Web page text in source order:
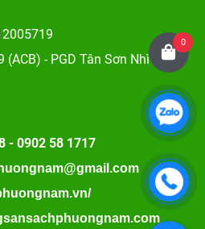
- PGD Tân Sơn Nhì
- 0902 58 1717
0